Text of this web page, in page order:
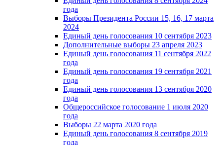
года
Выборы Президента России 15, 16, 17 марта
2024
Единый день голосования 10 сентября 2023
Дополнительные выборы 23 апреля 2023
Единый день голосования 11 сентября 2022
года
Единый день голосования 19 сентября 2021
года
Единый день голосования 13 сентября 2020
года
Общероссийское голосование 1 июля 2020
года
Выборы 22 марта 2020 года
Единый день голосования 8 сентября 2019
года